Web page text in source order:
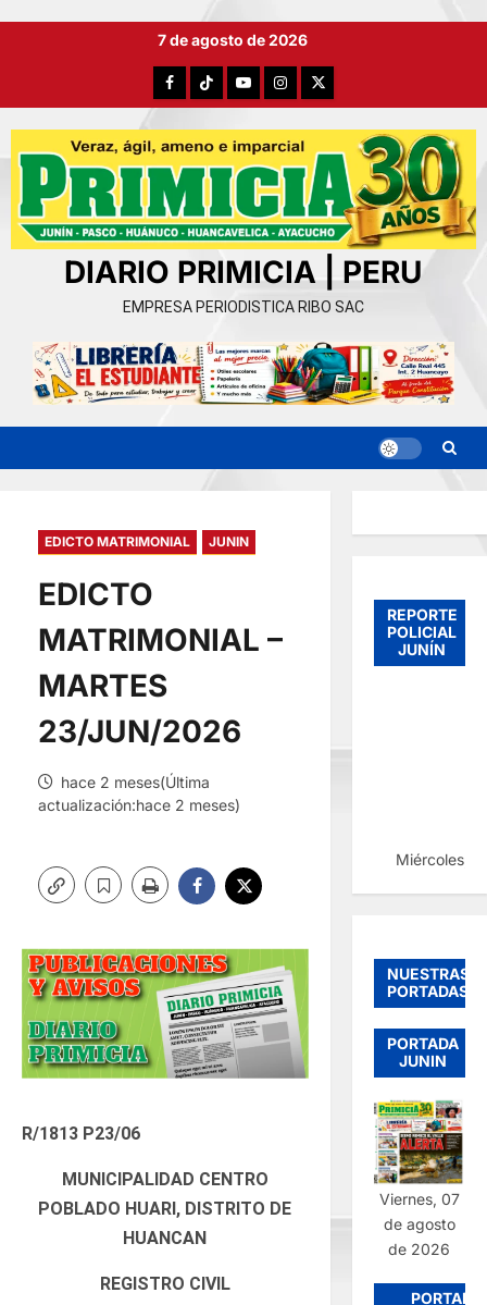
7 de agosto de 2026
FacebookTikTokYouTubeInstagram
X
DIARIO PRIMICIA | PERU
EMPRESA PERIODISTICA RIBO SAC
EDICTO MATRIMONIAL JUNIN
EDICTO
MATRIMONIAL –
MARTES
23/JUN/2026
hace 2 meses(Última
actualización:hace 2 meses)
R/1813 P23/06
MUNICIPALIDAD CENTRO
POBLADO HUARI, DISTRITO DE
HUANCAN
REGISTRO CIVIL
REPORTE
POLICIAL
JUNÍN
Miércoles,
NUESTRAS
PORTADAS
PORTADA
JUNIN
Viernes, 07
de agosto
de 2026
PORTADA